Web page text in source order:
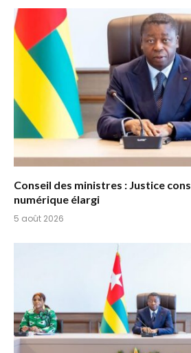
Conseil des ministres : Justice
numérique élargi
5 août 2026